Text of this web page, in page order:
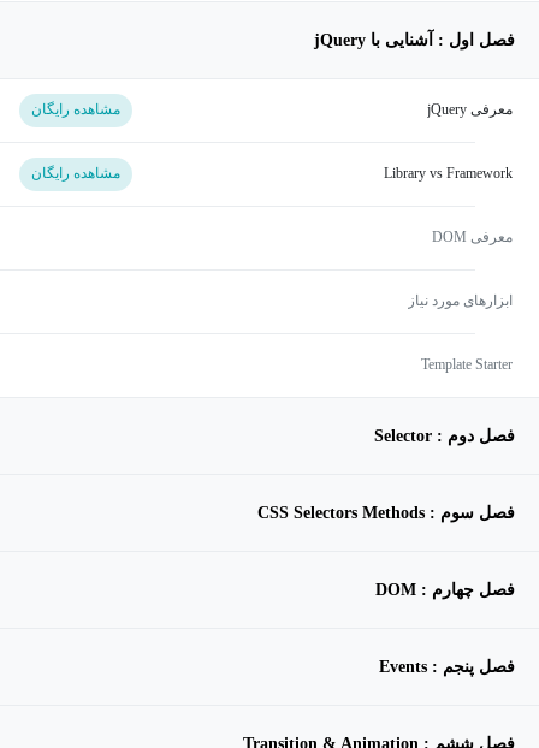
فصل اول : آشنایی با jQuery
معرفی jQuery مشاهده رایگان
مشاهده رایگان
معرفی DOM
ابزارهای مورد نیاز
فصل دوم : Selector
فصل سوم : CSS Selectors Methods
فصل چهارم : DOM
فصل پنجم : Events
فصل ششم : Transition & Animation